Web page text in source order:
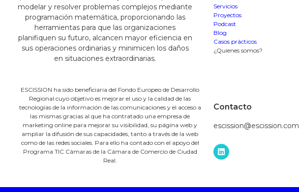
modelar y resolver problemas complejos mediante
programación matemática, proporcionando las
herramientas para que las organizaciones
planifiquen su futuro, alcancen mayor eficiencia en
sus operaciones ordinarias y minimicen los daños
en situaciones extraordinarias.
Servicios
Proyectos
Podcast
Blog
Casos prácticos
¿Quienes somos?
ESCISSION ha sido beneficiaria del Fondo Europeo de Desarrollo
Regional cuyo objetivo es mejorar el uso y la calidad de las
tecnologías de la información de las comunicaciones y el acceso a
las mismas gracias al que ha contratado una empresa de
marketing online para mejorar su visibilidad, su página web y
ampliar la difusión de sus capacidades, tanto a través de la web
como de las redes sociales. Para ello ha contado con el apoyo del
Programa TIC Cámaras de la Cámara de Comercio de Ciudad
Real.
Contacto
escission@escission.com